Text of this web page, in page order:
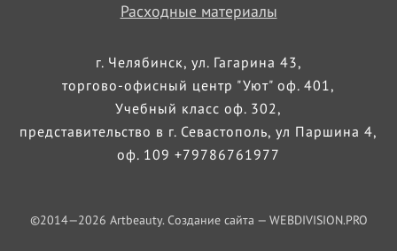
Расходные материалы
г. Челябинск, ул. Гагарина 43,
торгово-офисный центр "Уют" оф. 401,
Учебный класс оф. 302,
представительство в г. Севастополь, ул Паршина 4,
оф. 109 +79786761977
©2014—2026 Artbeauty. Создание сайта — WEBDIVISION.PRO